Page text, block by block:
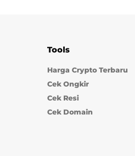
Tools
Harga Crypto Terbaru
Cek Ongkir
Cek Resi
Cek Domain